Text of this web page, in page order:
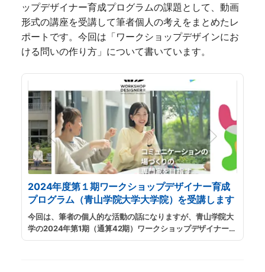
ップデザイナー育成プログラムの課題として、動画
形式の講座を受講して筆者個人の考えをまとめたレ
ポートです。今回は「ワークショップデザインにお
ける問いの作り方」について書いています。
2024年度第１期ワークショップデザイナー育成
プログラム（青山学院大学大学院）を受講します
今回は、筆者の個人的な活動の話になりますが、青山学院大
学の2024年第1期（通算42期）ワークショップデザイナー育
成プログラムに出願し、受講することにしました。...続きを